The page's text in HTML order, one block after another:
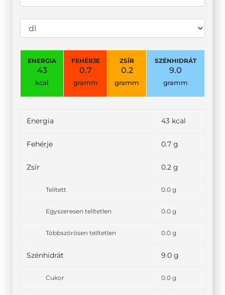
ENERGIA
43
kcal
FEHÉRJE
0.7
gramm
ZSÍR
0.2
gramm
SZÉNHIDRÁT
9.0
gramm
Energia 43 kcal
Fehérje 0.7 g
Zsír 0.2 g
Telített 0.0 g
Egyszeresen telítetlen 0.0 g
Többszörösen telítetlen 0.0 g
Szénhidrát 9.0 g
Cukor 0.0 g